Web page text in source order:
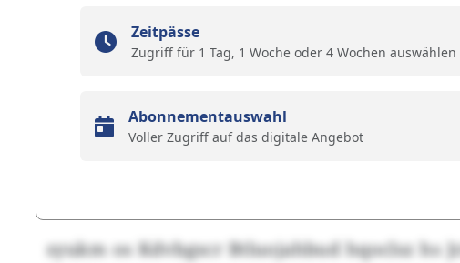
Zeitpässe
Zugriff für 1 Tag, 1 Woche oder 4 Wochen auswählen
Abonnementauswahl
Voller Zugriff auf das digitale Angebot
syukm os Kdvbgscr Btluojahbud hqoclsz hs